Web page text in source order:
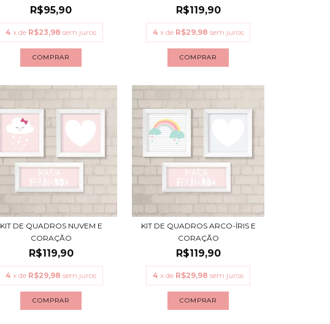
R$95,90
4 x de R$23,98 sem juros
COMPRAR
R$119,90
4 x de R$29,98 sem juros
COMPRAR
KIT DE QUADROS NUVEM E
CORAÇÃO
R$119,90
4 x de R$29,98 sem juros
COMPRAR
KIT DE QUADROS ARCO-ÍRIS E
CORAÇÃO
R$119,90
4 x de R$29,98 sem juros
COMPRAR